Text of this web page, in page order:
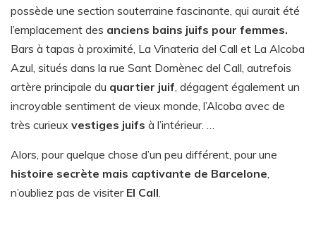
possède une section souterraine fascinante, qui aurait été
l’emplacement des anciens bains juifs pour femmes.
Bars à tapas à proximité, La Vinateria del Call et La Alcoba
Azul, situés dans la rue Sant Domènec del Call, autrefois
artère principale du quartier juif, dégagent également un
incroyable sentiment de vieux monde, l’Alcoba avec de
très curieux vestiges juifs à l’intérieur. …
Alors, pour quelque chose d’un peu différent, pour une
histoire secrète mais captivante de Barcelone,
n’oubliez pas de visiter El Call.